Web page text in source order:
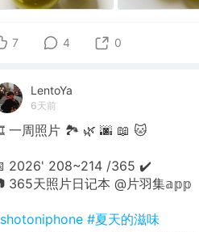
7 4 0
LentoYa
6天前
一周照片 🏞 🌿 🌆 📖 🐱
2026' 208~214 /365 ✔️
365天照片日记本 @片羽集𝕒𝕡𝕡
#夏天的滋味